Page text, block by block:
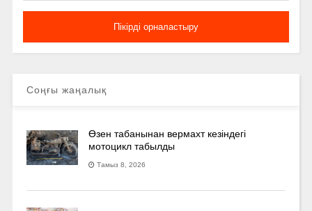
Соңғы жаңалық
Өзен табанынан вермахт кезіндегі
мотоцикл табылды
Тамыз 8, 2026